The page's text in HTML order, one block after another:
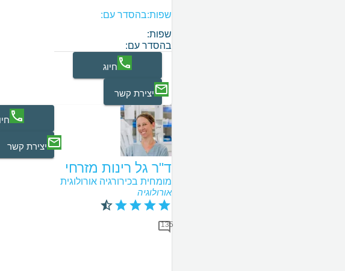
שפות:בהסדר עם:
שפות:
בהסדר עם:
חיוג
יצירת קשר
ד"ר גל רינות מזרחי
מומחית בכירורגיה אורולוגית
אורולוגיה
135
יצירת קשר